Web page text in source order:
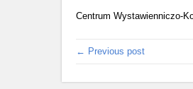
Centrum Wystawienniczo-
← Previous post